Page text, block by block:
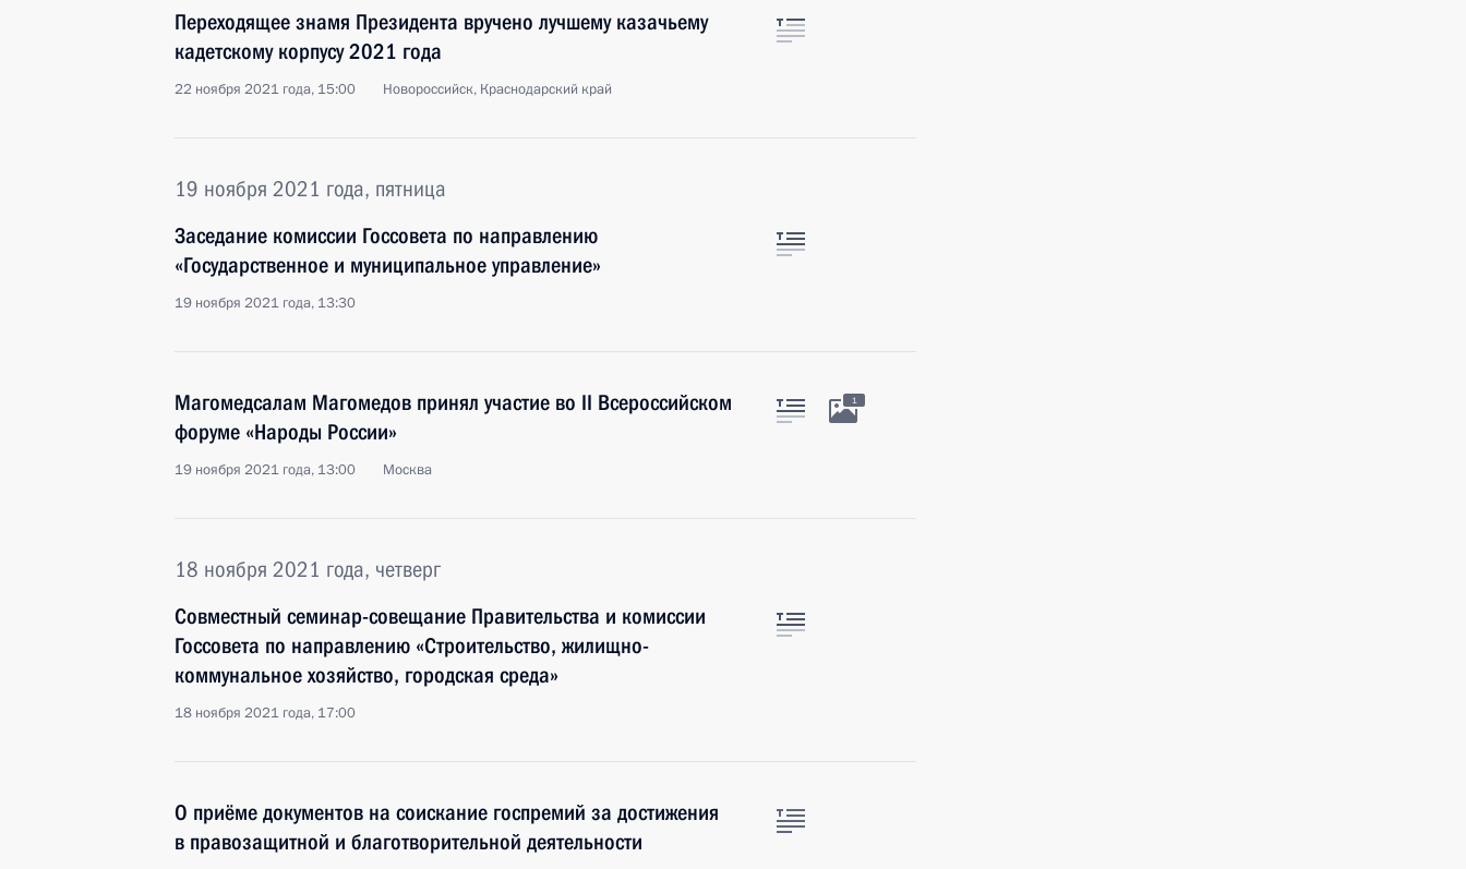
Переходящее знамя Президента вручено лучшему казачьему
кадетскому корпусу 2021 года
22 ноября 2021 года, 15:00 Новороссийск, Краснодарский край
19 ноября 2021 года, пятница
Заседание комиссии Госсовета по направлению
«Государственное и муниципальное управление»
19 ноября 2021 года, 13:30
Магомедсалам Магомедов принял участие во II Всероссийском
форуме «Народы России»
19 ноября 2021 года, 13:00 Москва
1
18 ноября 2021 года, четверг
Совместный семинар-совещание Правительства и комиссии
Госсовета по направлению «Строительство, жилищно-
коммунальное хозяйство, городская среда»
18 ноября 2021 года, 17:00
О приёме документов на соискание госпремий за достижения
в правозащитной и благотворительной деятельности